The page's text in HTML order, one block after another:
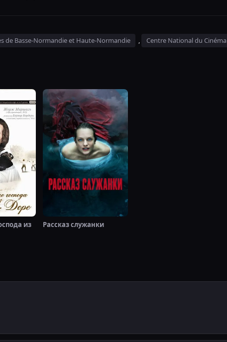
de Basse-Normandie et Haute-Normandie , Centre National du Cinéma
из
Рассказ служанки